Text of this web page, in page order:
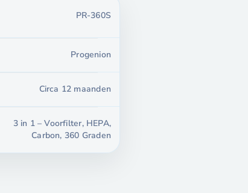
PR-360S
Progenion
Circa 12 maanden
3 in 1 – Voorfilter, HEPA,
Carbon, 360 Graden